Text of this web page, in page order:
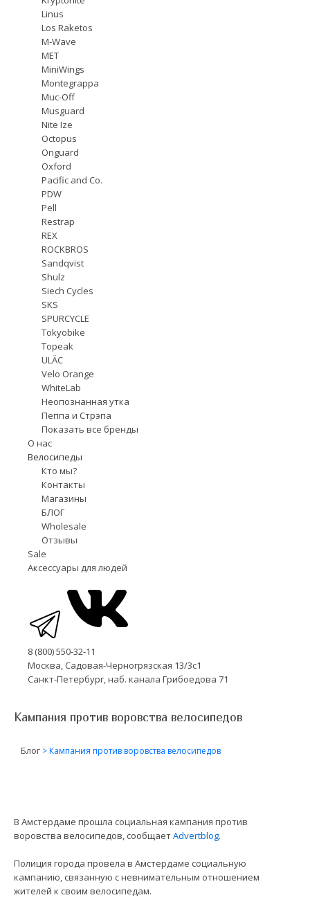
Linus
Los Raketos
M-Wave
MET
MiniWings
Montegrappa
Muc-Off
Musguard
Nite Ize
Octopus
Onguard
Oxford
Pacific and Co.
PDW
Pell
Restrap
REX
ROCKBROS
Sandqvist
Shulz
Siech Cycles
SKS
SPURCYCLE
Tokyobike
Topeak
ULÄC
Velo Orange
WhiteLab
Неопознанная утка
Пеппа и Стрэпа
Показать все бренды
О нас
Велосипеды
Кто мы?
Контакты
Магазины
БЛОГ
Wholesale
Отзывы
Sale
Аксессуары для людей
8 (800) 550-32-11
Москва, Садовая-Черногрязская 13/3с1
Санкт-Петербург, наб. канала Грибоедова 71
Кампания против воровства велосипедов
Блог >Кампания против воровства велосипедов
В Амстердаме прошла социальная кампания против
воровства велосипедов, сообщаетAdvertblog.
Полиция города провела в Амстердаме социальную
кампанию, связанную с невнимательным отношением
жителей к своим велосипедам.